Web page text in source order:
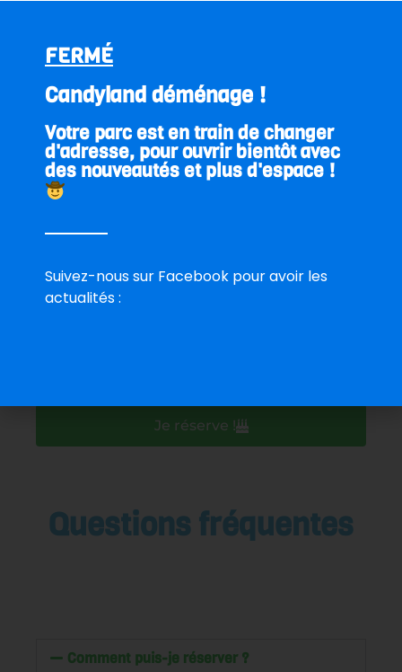
Téléphone
Date de la réservation
Heure d’arrivée
Nombre d’enfants
Je réserve !
Questions fréquentes
Comment puis-je réserver ?
FERMÉ
Candyland déménage !
Votre parc est en train de changer
d'adresse, pour ouvrir bientôt avec
des nouveautés et plus d'espace !
Suivez-nous sur Facebook pour avoir les
actualités :